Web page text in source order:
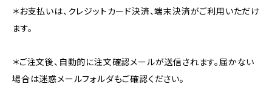
＊お支払いは、クレジットカード決済、端末決済がご利用いただけ
ます。
＊ご注文後、自動的に注文確認メールが送信されます。届かない
場合は迷惑メールフォルダもご確認ください。